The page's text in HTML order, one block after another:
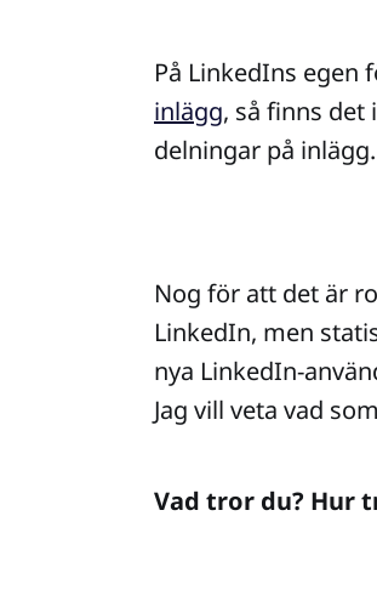
På LinkedIns egen
inlägg, så finns
delningar på inlägg.
Nog för att det är
LinkedIn, men
nya LinkedIn-
Jag vill veta vad
Vad tror du? Hur